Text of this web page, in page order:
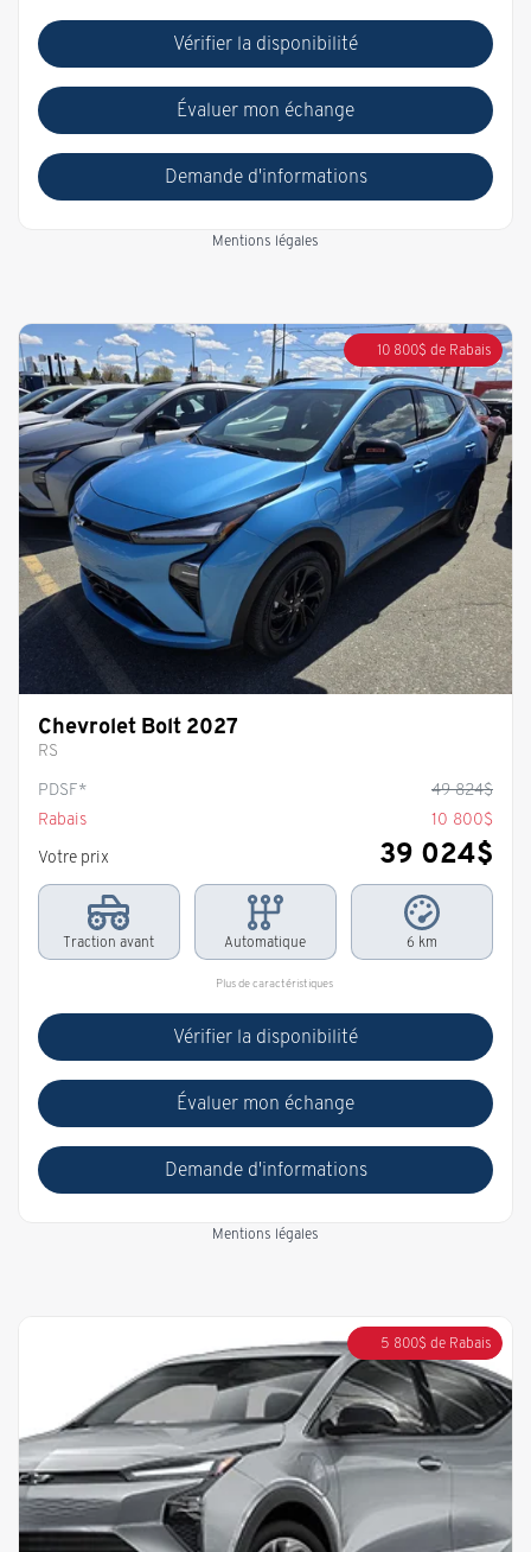
Vérifier la disponibilité
Évaluer mon échange
Demande d'informations
Mentions légales
10 800$ de Rabais
Chevrolet Bolt 2027
RS
PDSF*
49 824$
Rabais
10 800$
Votre prix
39 024$
Traction avant Automatique 6 km
Plus de caractéristiques
Vérifier la disponibilité
Évaluer mon échange
Demande d'informations
Mentions légales
5 800$ de Rabais